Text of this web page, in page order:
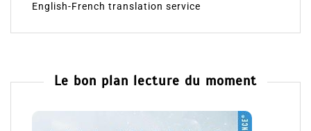
English-French translation service
Le bon plan lecture du moment